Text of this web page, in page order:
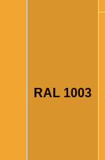
RAL 1003